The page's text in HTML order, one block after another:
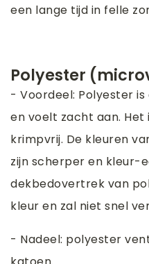
een lange tijd in felle
Polyester
- Voordeel: Polyester
en voelt zacht aan. Het
krimpvrij. De kleuren
zijn scherper en kleur-
dekbedovertrek van
kleur en zal niet snel
- Nadeel: polyester